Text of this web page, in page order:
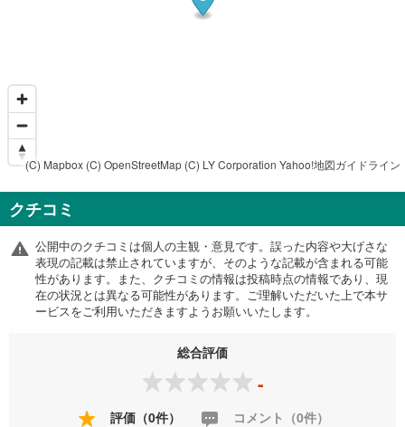
(C) Mapbox (C) OpenStreetMap (C) LY Corporation Yahoo!地図ガイドライン
クチコミ
公開中のクチコミは個人の主観・意見です。誤った内容や大げさな
表現の記載は禁止されていますが、そのような記載が含まれる可能
性があります。また、クチコミの情報は投稿時点の情報であり、現
在の状況とは異なる可能性があります。ご理解いただいた上で本サ
ービスをご利用いただきますようお願いいたします。
総合評価
-
評価（0件） コメント（0件）